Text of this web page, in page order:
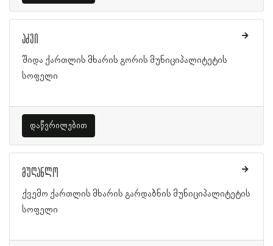
აძვი
შიდა ქართლის მხარის გორის მუნიციპალიტეტის
სოფელი
დაწვრილებით
მუღანლო
ქვემო ქართლის მხარის გარდაბნის მუნიციპალიტეტის
სოფელი